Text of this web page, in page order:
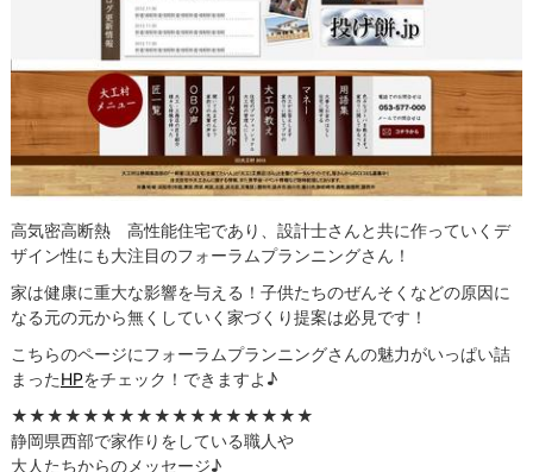
高気密高断熱 高性能住宅であり、設計士さんと共に作っていくデ
ザイン性にも大注目のフォーラムプランニングさん！
家は健康に重大な影響を与える！子供たちのぜんそくなどの原因に
なる元の元から無くしていく家づくり提案は必見です！
こちらのページにフォーラムプランニングさんの魅力がいっぱい詰
まったHPをチェック！できますよ♪
★★★★★★★★★★★★★★★★★
静岡県西部で家作りをしている職人や
大人たちからのメッセージ♪